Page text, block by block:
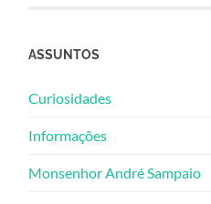
ASSUNTOS
Curiosidades
Informações
Monsenhor André Sampaio